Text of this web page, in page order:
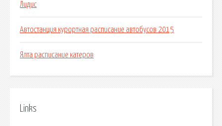
Лидис
Автостанция курортная расписание автобусов 2015
Ялта расписание катеров
Links